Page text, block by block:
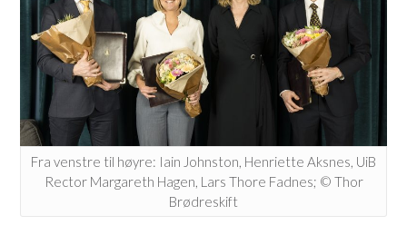
Fra venstre til høyre: Iain Johnston, Henriette Aksnes, UiB
Rector Margareth Hagen, Lars Thore Fadnes; © Thor
Brødreskift